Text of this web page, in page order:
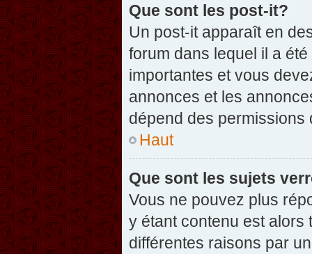
Que sont les post-it?
Un post-it apparaît en
forum dans lequel il a
importantes et vous
annonces et les
dépend des permissions
Haut
Que sont les sujets
Vous ne pouvez plus
y étant contenu est alors
différentes raisons par